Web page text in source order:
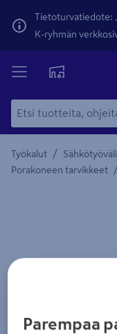
Tietoturvatiedote:
K-ryhmän
Työkalut /
Porakoneen tarvikkeet
Yksityiskohtainen
Edellinen
Parempaa